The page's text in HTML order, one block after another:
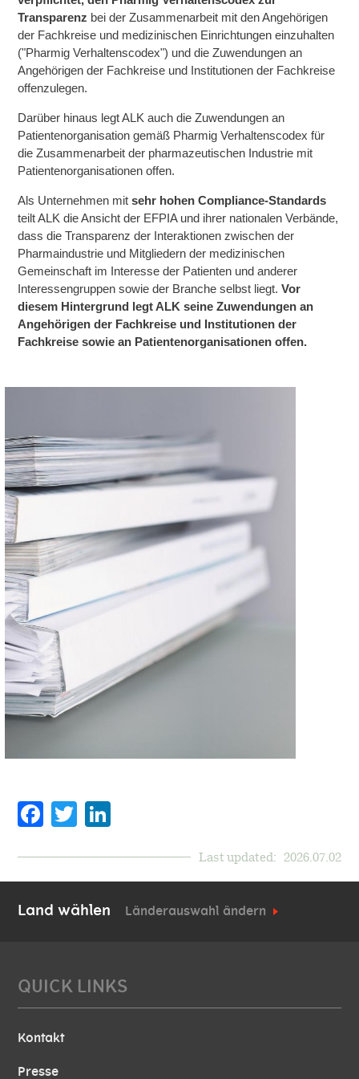
Transparenz bei der Zusammenarbeit mit den Angehörigen
der Fachkreise und medizinischen Einrichtungen einzuhalten
("Pharmig Verhaltenscodex") und die Zuwendungen an
Angehörigen der Fachkreise und Institutionen der Fachkreise
offenzulegen.
Darüber hinaus legt ALK auch die Zuwendungen an
Patientenorganisation gemäß Pharmig Verhaltenscodex für
die Zusammenarbeit der pharmazeutischen Industrie mit
Patientenorganisationen offen.
Als Unternehmen mitsehr hohen Compliance-Standards
teilt ALK die Ansicht der EFPIA und ihrer nationalen Verbände,
dass die Transparenz der Interaktionen zwischen der
Pharmaindustrie und Mitgliedern der medizinischen
Gemeinschaft im Interesse der Patienten und anderer
Interessengruppen sowie der Branche selbst liegt.Vor
diesem Hintergrund legt ALK seine Zuwendungen an
Angehörigen der Fachkreise und Institutionen der
Fachkreise sowie an Patientenorganisationen offen.
Facebook
Twitter
Last updated: 2026.07.02
Land wählen Länderauswahl ändern
QUICK LINKS
Kontakt
Presse